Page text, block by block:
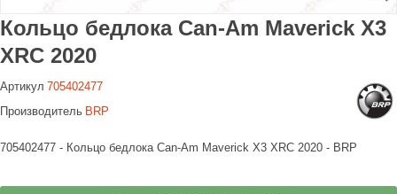
Кольцо бедлока Can-Am Maverick X3
XRC 2020
Артикул 705402477
Производитель BRP
705402477 - Кольцо бедлока Can-Am Maverick X3 XRC 2020 - BRP